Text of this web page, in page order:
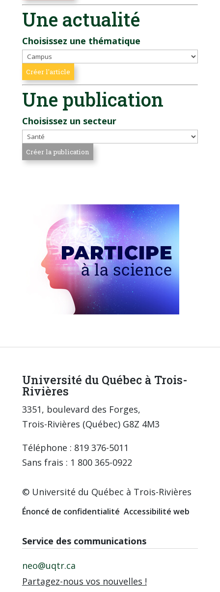
Une actualité
Choisissez une thématique
Une publication
Choisissez un secteur
Université du Québec à Trois-
Rivières
3351, boulevard des Forges,
Trois-Rivières (Québec) G8Z 4M3
Téléphone : 819 376-5011
Sans frais : 1 800 365-0922
© Université du Québec à Trois-Rivières
Énoncé de confidentialité Accessibilité web
Service des communications
neo@uqtr.ca
Partagez-nous vos nouvelles !